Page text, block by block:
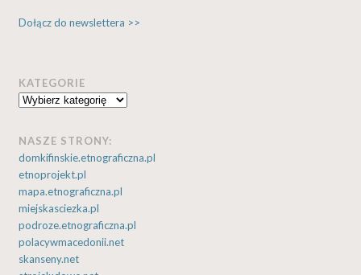
Dołącz do newslettera >>
KATEGORIE
Kategorie
NASZE STRONY:
domkifinskie.etnograficzna.pl
etnoprojekt.pl
mapa.etnograficzna.pl
miejskasciezka.pl
podroze.etnograficzna.pl
polacywmacedonii.net
skanseny.net